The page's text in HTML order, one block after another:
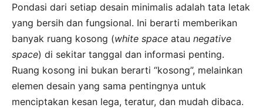
Pondasi dari setiap desain minimalis adalah tata letak
yang bersih dan fungsional. Ini berarti memberikan
banyak ruang kosong (white space atau negative
space) di sekitar tanggal dan informasi penting.
Ruang kosong ini bukan berarti “kosong”, melainkan
elemen desain yang sama pentingnya untuk
menciptakan kesan lega, teratur, dan mudah dibaca.